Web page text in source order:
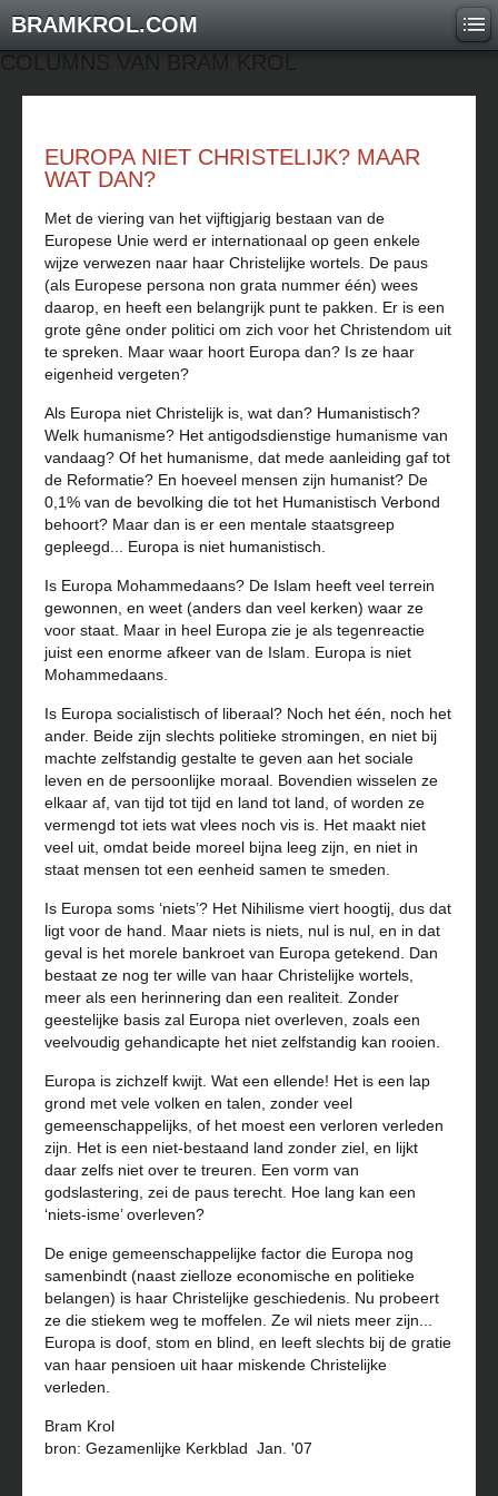
BRAMKROL.COM
EUROPA NIET CHRISTELIJK? MAAR
WAT DAN?
Met de viering van het vijftigjarig bestaan van de
Europese Unie werd er internationaal op geen enkele
wijze verwezen naar haar Christelijke wortels. De paus
(als Europese persona non grata nummer één) wees
daarop, en heeft een belangrijk punt te pakken. Er is een
grote gêne onder politici om zich voor het Christendom uit
te spreken. Maar waar hoort Europa dan? Is ze haar
eigenheid vergeten?
Als Europa niet Christelijk is, wat dan? Humanistisch?
Welk humanisme? Het antigodsdienstige humanisme van
vandaag? Of het humanisme, dat mede aanleiding gaf tot
de Reformatie? En hoeveel mensen zijn humanist? De
0,1% van de bevolking die tot het Humanistisch Verbond
behoort? Maar dan is er een mentale staatsgreep
gepleegd... Europa is niet humanistisch.
Is Europa Mohammedaans? De Islam heeft veel terrein
gewonnen, en weet (anders dan veel kerken) waar ze
voor staat. Maar in heel Europa zie je als tegenreactie
juist een enorme afkeer van de Islam. Europa is niet
Mohammedaans.
Is Europa socialistisch of liberaal? Noch het één, noch het
ander. Beide zijn slechts politieke stromingen, en niet bij
machte zelfstandig gestalte te geven aan het sociale
leven en de persoonlijke moraal. Bovendien wisselen ze
elkaar af, van tijd tot tijd en land tot land, of worden ze
vermengd tot iets wat vlees noch vis is. Het maakt niet
veel uit, omdat beide moreel bijna leeg zijn, en niet in
staat mensen tot een eenheid samen te smeden.
Is Europa soms ‘niets’? Het Nihilisme viert hoogtij, dus dat
ligt voor de hand. Maar niets is niets, nul is nul, en in dat
geval is het morele bankroet van Europa getekend. Dan
bestaat ze nog ter wille van haar Christelijke wortels,
meer als een herinnering dan een realiteit. Zonder
geestelijke basis zal Europa niet overleven, zoals een
veelvoudig gehandicapte het niet zelfstandig kan rooien.
Europa is zichzelf kwijt. Wat een ellende! Het is een lap
grond met vele volken en talen, zonder veel
gemeenschappelijks, of het moest een verloren verleden
zijn. Het is een niet-bestaand land zonder ziel, en lijkt
daar zelfs niet over te treuren. Een vorm van
godslastering, zei de paus terecht. Hoe lang kan een
‘niets-isme’ overleven?
De enige gemeenschappelijke factor die Europa nog
samenbindt (naast zielloze economische en politieke
belangen) is haar Christelijke geschiedenis. Nu probeert
ze die stiekem weg te moffelen. Ze wil niets meer zijn...
Europa is doof, stom en blind, en leeft slechts bij de gratie
van haar pensioen uit haar miskende Christelijke
verleden.
Bram Krol
bron: Gezamenlijke Kerkblad Jan. '07